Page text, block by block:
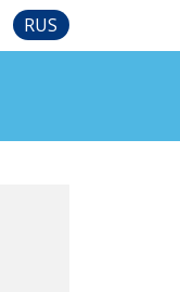
RUS